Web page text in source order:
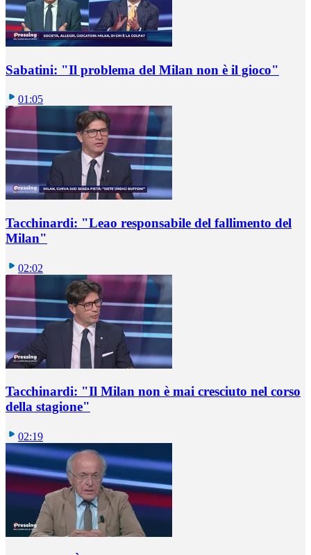
Sabatini: "Il problema del Milan non è il gioco"
01:05
Tacchinardi: "Leao responsabile del fallimento del
Milan"
02:02
Tacchinardi: "Il Milan non è mai cresciuto nel corso
della stagione"
02:19